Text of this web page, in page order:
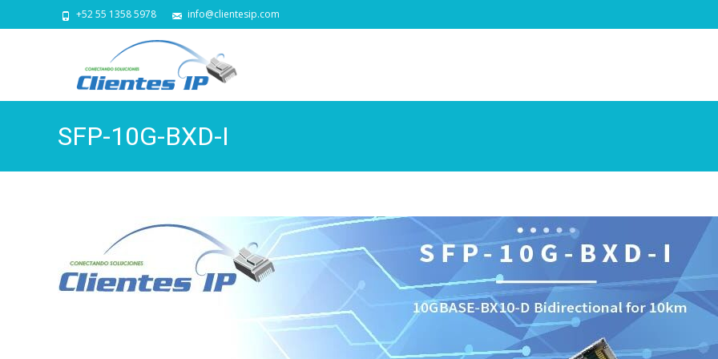
+52 55 1358 5978 info@clientesip.com
SFP-10G-BXD-I